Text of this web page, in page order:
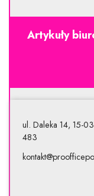
Artykuły
ul. Daleka 14, 15-
483